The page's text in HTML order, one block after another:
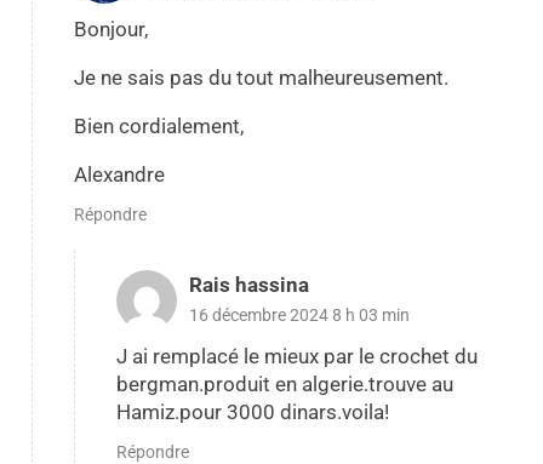
Bonjour,
Je ne sais pas du tout malheureusement.
Bien cordialement,
Alexandre
Répondre
Rais hassina
16 décembre 2024 8 h 03 min
J ai remplacé le mieux par le crochet du
bergman.produit en algerie.trouve au
Hamiz.pour 3000 dinars.voila!
Répondre